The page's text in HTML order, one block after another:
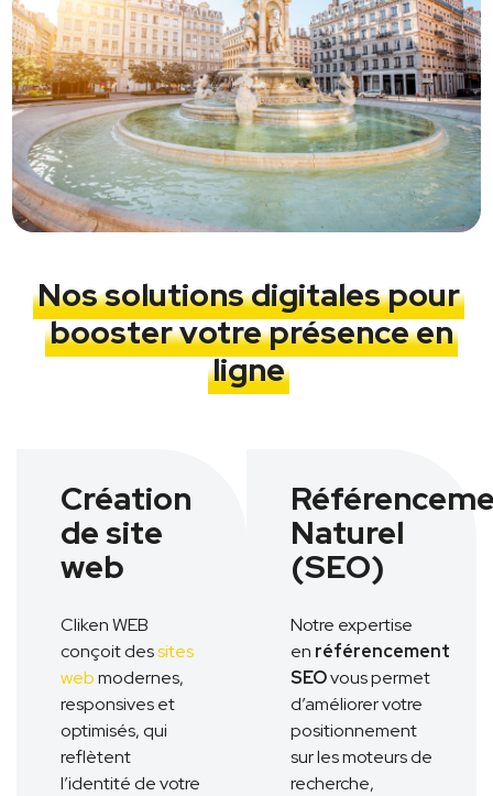
Nos solutions digitales pour
booster votre présence en
ligne
Création
de site
web
Cliken WEB
conçoit dessites
webmodernes,
responsives et
optimisés, qui
reflètent
l’identité de votre
Naturel
(SEO)
Notre expertise
en référencement
SEOvous permet
d’améliorer votre
positionnement
sur les moteurs de
recherche,